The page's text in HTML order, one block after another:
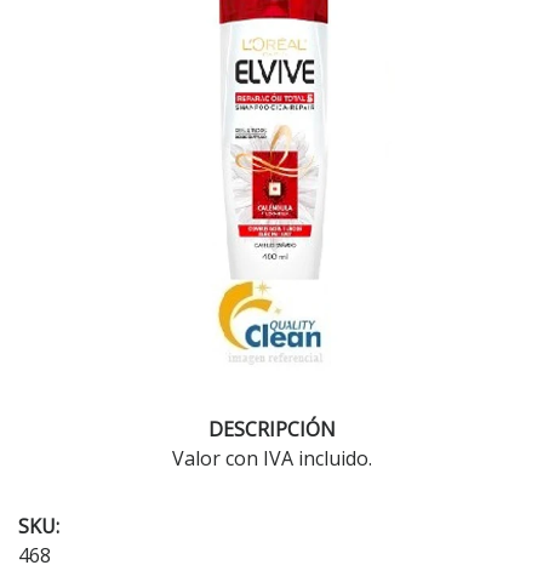
DESCRIPCIÓN
Valor con IVA incluido.
SKU:
468